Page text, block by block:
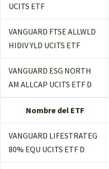
UCITS ETF
VANGUARD FTSE ALLWLD
HIDIV YLD UCITS ETF
VANGUARD ESG NORTH
AM ALLCAP UCITS ETF D
Nombre del ETF
VANGUARD LIFESTRATEG
80% EQU UCITS ETF D